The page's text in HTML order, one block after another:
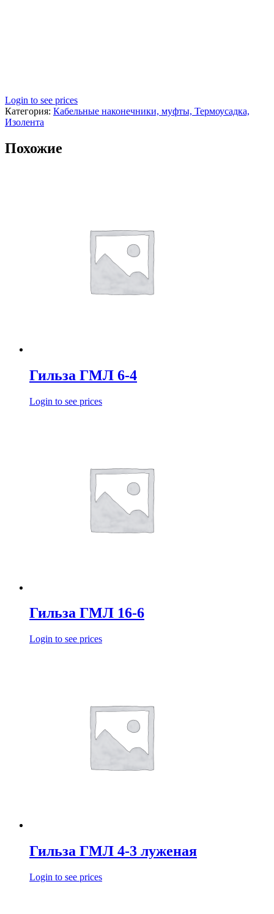
Login to see prices
Категория: Кабельные наконечники, муфты, Термоусадка,
Изолента
Похожие
Гильза ГМЛ 6-4
Login to see prices
Гильза ГМЛ 16-6
Login to see prices
Гильза ГМЛ 4-3 луженая
Login to see prices